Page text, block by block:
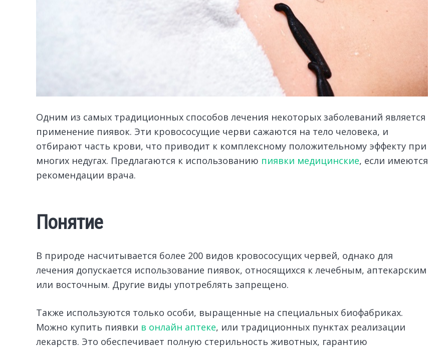
Одним из самых традиционных способов лечения некоторых заболеваний является
применение пиявок. Эти кровососущие черви сажаются на тело человека, и
отбирают часть крови, что приводит к комплексному положительному эффекту при
многих недугах. Предлагаются к использованию пиявки медицинские, если имеются
рекомендации врача.
Понятие
В природе насчитывается более 200 видов кровососущих червей, однако для
лечения допускается использование пиявок, относящихся к лечебным, аптекарским
или восточным. Другие виды употреблять запрещено.
Также используются только особи, выращенные на специальных биофабриках.
Можно купить пиявки в онлайн аптеке, или традиционных пунктах реализации
лекарств. Это обеспечивает полную стерильность животных, гарантию